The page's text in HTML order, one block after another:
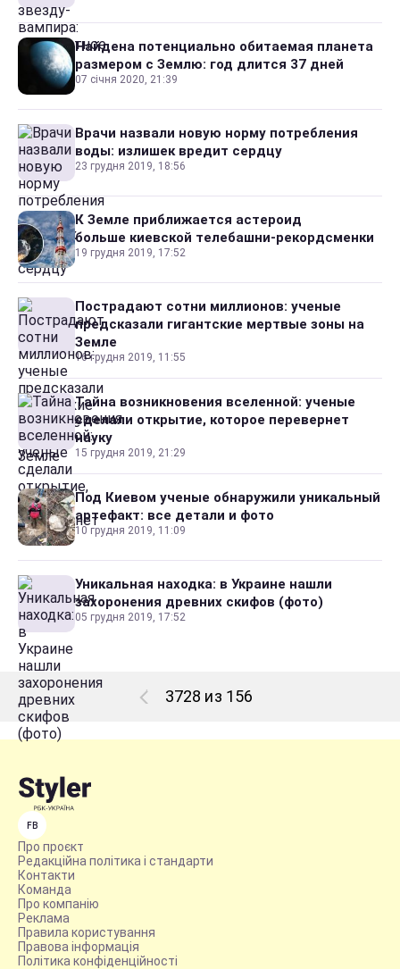
Найдена потенциально обитаемая планета
размером с Землю: год длится 37 дней
07 січня 2020, 21:39
Врачи назвали новую норму потребления
воды: излишек вредит сердцу
23 грудня 2019, 18:56
К Земле приближается астероид
больше киевской телебашни-рекордсменки
19 грудня 2019, 17:52
Пострадают сотни миллионов: ученые
предсказали гигантские мертвые зоны на
Земле
16 грудня 2019, 11:55
Тайна возникновения вселенной: ученые
сделали открытие, которое перевернет
науку
15 грудня 2019, 21:29
Под Киевом ученые обнаружили уникальный
артефакт: все детали и фото
10 грудня 2019, 11:09
Уникальная находка: в Украине нашли
захоронения древних скифов (фото)
05 грудня 2019, 17:52
3728 из 156
FB
Про проєкт
Редакційна політика і стандарти
Контакти
Команда
Про компанію
Реклама
Правила користування
Правова інформація
Політика конфіденційності